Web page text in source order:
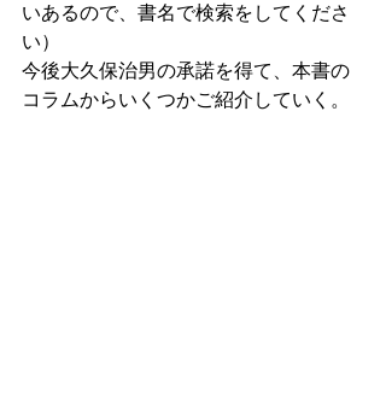
いあるので、書名で検索をしてくださ
い）
今後大久保治男の承諾を得て、本書の
コラムからいくつかご紹介していく。